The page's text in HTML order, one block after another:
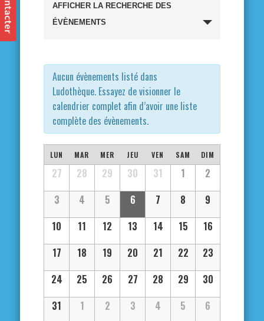
et
de
vues
Évènements
AFFICHER LA RECHERCHE DES
ÉVÈNEMENTS
Aucun évènements listé dans
Ludothèque. Essayez de visionner le
calendrier complet afin d’avoir une liste
complète des évènements.
Calendrier
de
Évènements
Calendrier
Évènements
LUN MAR MER JEU VEN SAM DIM
27 28 29 30 31 1
2
3
4 5 6 7 8
9
10
11 12 13 14 15
16
17
18 19 20 21 22
23
24
25 26 27 28 29
30
31
1 2 3 4 5 6